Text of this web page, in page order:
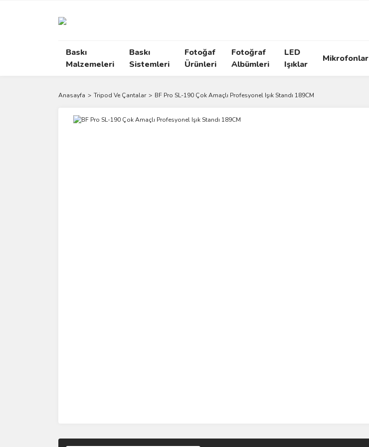
Baskı
Malzemeleri
Baskı
Sistemleri
Fotoğaf
Ürünleri
Fotoğraf
Albümleri
LED
Işıklar
Mikrofonlar
Anasayfa Tripod Ve Çantalar BF Pro SL-190 Çok Amaçlı Profesyonel Işık Standı 189CM